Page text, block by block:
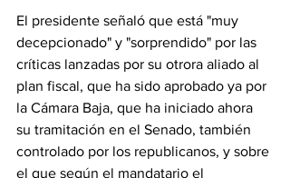
El presidente señaló que está "muy
decepcionado" y "sorprendido" por las
críticas lanzadas por su otrora aliado al
plan fiscal, que ha sido aprobado ya por
la Cámara Baja, que ha iniciado ahora
su tramitación en el Senado, también
controlado por los republicanos, y sobre
el que según el mandatario el